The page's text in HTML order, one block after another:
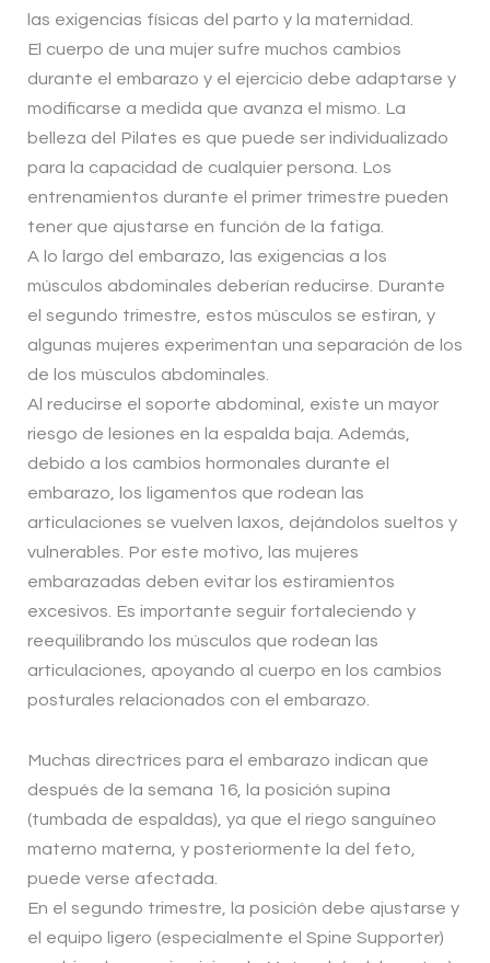
las exigencias físicas del parto y la maternidad.
El cuerpo de una mujer sufre muchos cambios
durante el embarazo y el ejercicio debe adaptarse y
modificarse a medida que avanza el mismo. La
belleza del Pilates es que puede ser individualizado
para la capacidad de cualquier persona. Los
entrenamientos durante el primer trimestre pueden
tener que ajustarse en función de la fatiga.
A lo largo del embarazo, las exigencias a los
músculos abdominales deberían reducirse. Durante
el segundo trimestre, estos músculos se estiran, y
algunas mujeres experimentan una separación de los
de los músculos abdominales.
Al reducirse el soporte abdominal, existe un mayor
riesgo de lesiones en la espalda baja. Además,
debido a los cambios hormonales durante el
embarazo, los ligamentos que rodean las
articulaciones se vuelven laxos, dejándolos sueltos y
vulnerables. Por este motivo, las mujeres
embarazadas deben evitar los estiramientos
excesivos. Es importante seguir fortaleciendo y
reequilibrando los músculos que rodean las
articulaciones, apoyando al cuerpo en los cambios
posturales relacionados con el embarazo.
Muchas directrices para el embarazo indican que
después de la semana 16, la posición supina
(tumbada de espaldas), ya que el riego sanguíneo
materno materna, y posteriormente la del feto,
puede verse afectada.
En el segundo trimestre, la posición debe ajustarse y
el equipo ligero (especialmente el Spine Supporter)